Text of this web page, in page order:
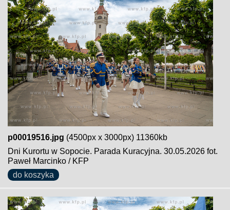
p00019516.jpg (4500px x 3000px) 11360kb
Dni Kurortu w Sopocie. Parada Kuracyjna. 30.05.2026 fot.
Paweł Marcinko / KFP
do koszyka